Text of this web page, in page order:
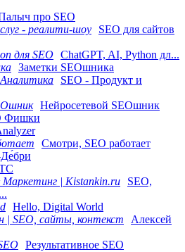
про SEO
SEO для сайтов
ChatGPT, AI, Python дл...
Заметки SEOшника
SEO - Продукт и
Нейросетевой SEOшник
Фишки
Смотри, SEO работает
SEO,
Hello, Digital World
Алексей
Результативное SEO